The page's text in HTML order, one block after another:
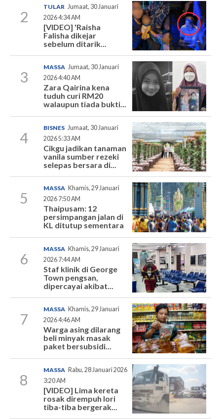
2
TULAR Jumaat, 30 Januari
2026 4:34 AM
[VIDEO] 'Raisha
Falisha dikejar
sebelum ditarik...
3
MASSA Jumaat, 30 Januari
2026 4:40 AM
Zara Qairina kena
tuduh curi RM20
walaupun tiada bukti...
4
BISNES Jumaat, 30 Januari
2026 5:33 AM
Cikgu jadikan tanaman
vanila sumber rezeki
selepas bersara di...
5
MASSA Khamis, 29 Januari
2026 7:50 AM
Thaipusam: 12
persimpangan jalan di
KL ditutup sementara
6
MASSA Khamis, 29 Januari
2026 7:44 AM
Staf klinik di George
Town pengsan,
dipercayai akibat...
7
MASSA Khamis, 29 Januari
2026 4:46 AM
Warga asing dilarang
beli minyak masak
paket bersubsidi...
8
MASSA Rabu, 28 Januari 2026
3:20 AM
[VIDEO] Lima kereta
rosak dirempuh lori
tiba-tiba bergerak...